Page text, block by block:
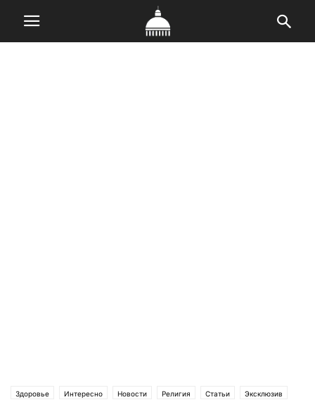
Здоровье Интересно Новости Религия Статьи Эксклюзив